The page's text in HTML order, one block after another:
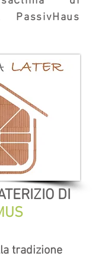
DI
tradizione